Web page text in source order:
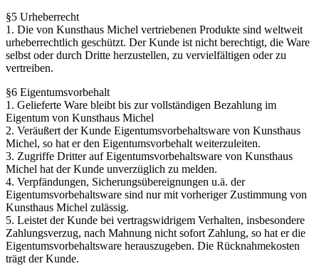
§5 Urheberrecht
1. Die von Kunsthaus Michel vertriebenen Produkte sind weltweit
urheberrechtlich geschützt. Der Kunde ist nicht berechtigt, die Ware
selbst oder durch Dritte herzustellen, zu vervielfältigen oder zu
vertreiben.
§6 Eigentumsvorbehalt
1. Gelieferte Ware bleibt bis zur vollständigen Bezahlung im
Eigentum von Kunsthaus Michel
2. Veräußert der Kunde Eigentumsvorbehaltsware von Kunsthaus
Michel, so hat er den Eigentumsvorbehalt weiterzuleiten.
3. Zugriffe Dritter auf Eigentumsvorbehaltsware von Kunsthaus
Michel hat der Kunde unverzüglich zu melden.
4. Verpfändungen, Sicherungsübereignungen u.ä. der
Eigentumsvorbehaltsware sind nur mit vorheriger Zustimmung von
Kunsthaus Michel zulässig.
5. Leistet der Kunde bei vertragswidrigem Verhalten, insbesondere
Zahlungsverzug, nach Mahnung nicht sofort Zahlung, so hat er die
Eigentumsvorbehaltsware herauszugeben. Die Rücknahmekosten
trägt der Kunde.